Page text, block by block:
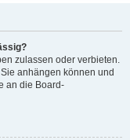
zulassen oder verbieten.
anhängen können und
an die Board-